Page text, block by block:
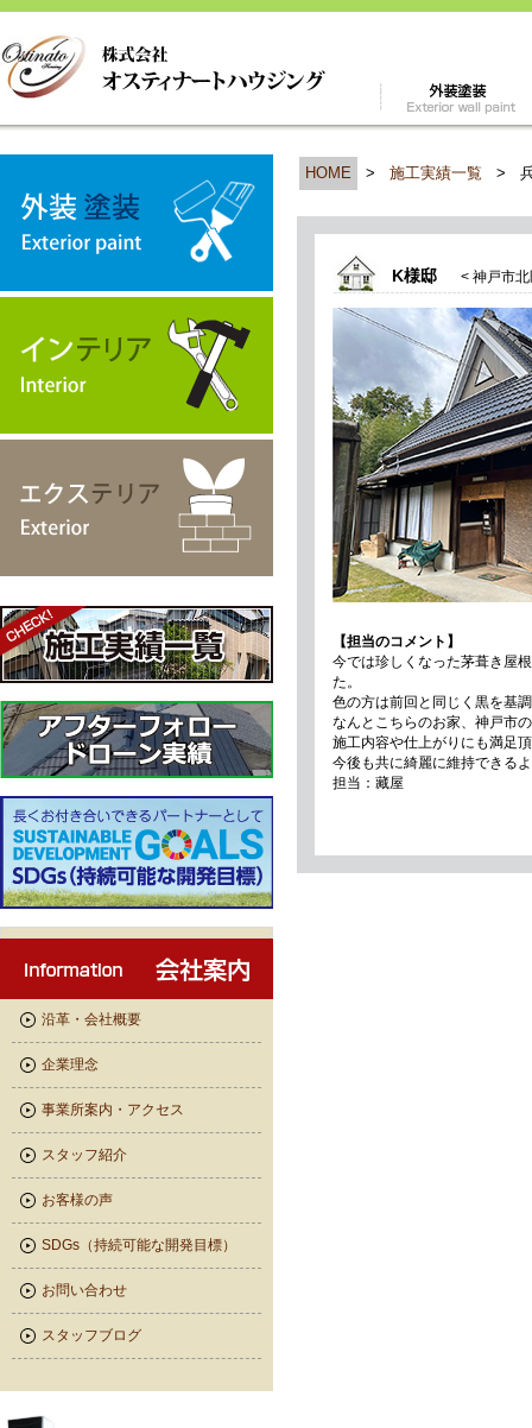
沿革・会社概要
企業理念
事業所案内・アクセス
スタッフ紹介
お客様の声
SDGs（持続可能な開発目標）
お問い合わせ
スタッフブログ
HOME > 施工実績一覧 >
K様邸 < 神戸市北
【担当のコメント】
今では珍しくなった茅葺き屋
た。
色の方は前回と同じく黒を基
なんとこちらのお家、神戸市
施工内容や仕上がりにも満足
今後も共に綺麗に維持できる
担当：藏屋